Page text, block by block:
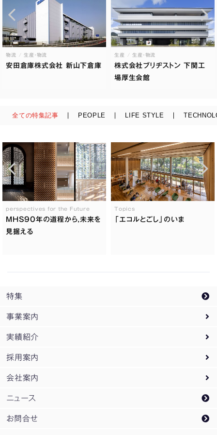
物流 生産・物流
安田倉庫株式会社 新山下倉庫
生産 生産・物流
株式会社ブリヂストン 下関工
場厚生会館
全ての特集記事 PEOPLE LIFE STYLE
perspectives for the Future
MHS90年の道程から,未来を
見据える
Topics
「エコルとごし」のいま
特集
事業案内
事業案内トップ
設計監理業務
PM/CM業務
企画開発業務
実績紹介
実績紹介トップ
オフィス・庁舎
教育・研究
スポーツ
採用案内
採用案内トップ
新卒採用
企業研究会ご案内
会社案内
会社案内トップ
松田平田設計のDNA
ニュース
お問合せ